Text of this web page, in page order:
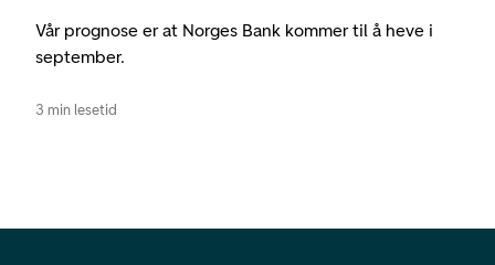
Vår prognose er at Norges Bank kommer til å heve i
september.
3 min lesetid